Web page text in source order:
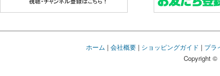
ホーム | 会社概要| ショッピングガイド | プラ
Copyright ©